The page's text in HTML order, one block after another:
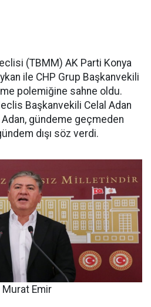
(TBMM) AK Parti Konya
ile CHP Grup Başkanvekili
polemiğine sahne oldu.
Başkanvekili Celal Adan
Adan, gündeme geçmeden
dışı söz verdi.
Murat Emir